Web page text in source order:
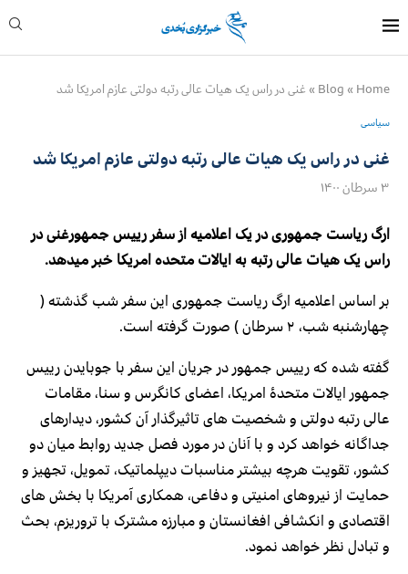
Home
»
Blog
» غنی در راس یک هیات عالی رتبه دولتی عازم امریکا شد
سیاسی
غنی در راس یک هیات عالی رتبه دولتی عازم امریکا شد
۳ سرطان ۱۴۰۰
ارگ ریاست جمهوری در یک اعلامیه از سفر رییس جمهورغنی در
راس یک هیات عالی رتبه به ایالات متحده امریکا خبر میدهد.
بر اساس اعلامیه ارگ ریاست جمهوری این سفر شب گذشته (
چهارشنبه شب، ۲ سرطان ) صورت گرفته است.
گفته شده که رییس جمهور در جریان این سفر با جوبایدن رییس
جمهور ایالات متحدۀ امریکا، اعضای کانگرس و سنا، مقامات
عالی رتبه دولتی و شخصیت های تاثیرگذار آن کشور، دیدارهای
جداگانه خواهد کرد و با آنان در مورد فصل جدید روابط میان دو
کشور، تقویت هرچه بیشتر مناسبات دیپلماتیک، تمویل، تجهیز و‌
حمایت از نیروهای امنیتی و دفاعی، همکاری آمریکا با بخش های
اقتصادی و انکشافی افغانستان و مبارزه مشترک با تروریزم، بحث
و تبادل نظر خواهد نمود.